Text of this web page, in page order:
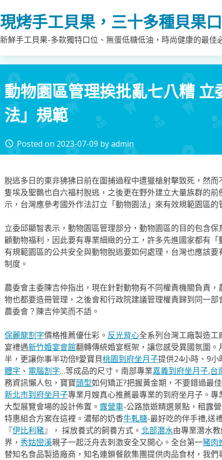
to
content
現烤手工貝果，三十多種貝果
新鮮手工貝果-多款獨特口位、無蛋低糖低油，時尚健康的最
動物園區管理挨批亂七八糟 立
法」規範
access_time Posted on 2023-07-09 byadmin
脫逃多日的東非狒狒日前在圍捕過程中遭獵槍射擊致死，然
隻埃及聖䴉也自六福村脫逃，之後更在野外建立大量族群的
示，台灣應參考國外作法訂立「動物園法」來有效規範園區
立委邱顯智表示，動物園區管理部分，動物園區的目的包含
顧動物福利，因此要有專業細緻的分工，許多先進國家都有
有規範園區的公共安全與動物脫逃要如何處理，台灣也應該
制度。
農委會主委陳吉仲指出，現在針對動物有不同權責機關負責
物也都要造冊管理，之後會和行政院建議管理權責歸到同一
農委會？陳吉仲笑而不語。
保麗龍割字價格推薦優仕彩。 反光背心全系列台灣工廠製造
宴禮遇新竹婚宴會館翻轉傳統婚宴框架，讓您感受異國氛圍。
半，更讓你事半功倍!!愛寶貝桃園到府坐月子提供24小時、9
體字 、 電腦割字…等成品的尺寸。南部專業嘉義到府坐月子,台
務資訊懶人包，寶寶頭型如何矯正?把握黃金期，不要錯過最
新北市到府坐月子專業月嫂真心推薦最專業的到府坐月子。專
大型展覽會場的設計佈置。 露營車-公路旅遊精選景點，租露
特惠組合方案在這裡。濃郁的奶香牛軋糖-最好吃的伴手禮,送
『伊比利豬』， 採放養式的飼養方式。 北部潛水由專業潛水
界， 秀姑巒溪親子一起泛舟去​刺激安全又開心。全台第一豬肉
替知名食品製造廠商，知名連鎖餐飲集團提供肉品食材，我